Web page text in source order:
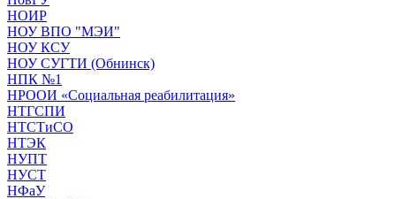
НОИР
НОУ ВПО "МЭИ"
НОУ КСУ
НОУ СУГТИ (Обнинск)
НПК №1
НРООИ «Социальная реабилитация»
НТГСПИ
НТСТиСО
НТЭК
НУПТ
НУСТ
НФаУ